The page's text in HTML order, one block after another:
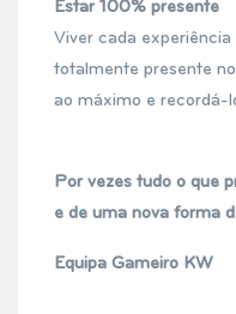
Estar 100% presente
Viver cada
totalmente presente
ao máximo e recordá-
Por vezes tudo o que
e de uma nova forma
Equipa Gameiro KW